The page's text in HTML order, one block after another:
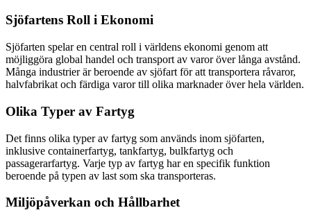
Sjöfartens Roll i Ekonomi
Sjöfarten spelar en central roll i världens ekonomi genom att
möjliggöra global handel och transport av varor över långa avstånd.
Många industrier är beroende av sjöfart för att transportera råvaror,
halvfabrikat och färdiga varor till olika marknader över hela världen.
Olika Typer av Fartyg
Det finns olika typer av fartyg som används inom sjöfarten,
inklusive containerfartyg, tankfartyg, bulkfartyg och
passagerarfartyg. Varje typ av fartyg har en specifik funktion
beroende på typen av last som ska transporteras.
Miljöpåverkan och Hållbarhet